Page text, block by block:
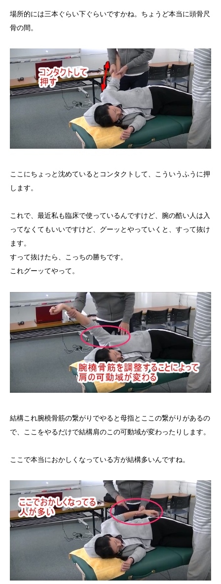
場所的には三本 ぐらい下ぐらいですかね。ちょうど本当に頭骨尺
骨の間。
ここにちょっと沈めているとコンタクトして、こういうふうに押
します。
これで、最近私も臨床で使っているんですけど、腕の酷い人は入
ってなくてもいいですけど、グーッとやっていくと、すって抜け
ます。
すって抜けたら、こっちの勝ちです。
これグーッてやって。
結構これ腕橈骨筋の繋がりでやると母指とここの繋がりがあるの
で、ここをやるだけで結構肩のこの可動域が変わったりします。
ここで本当におかしくなっている方が結構多いんですね。